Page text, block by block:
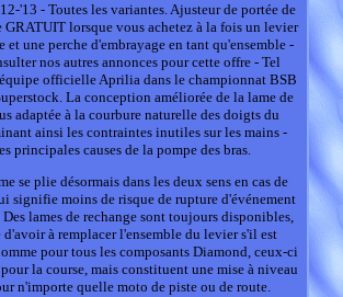
'13 - Toutes les variantes. Ajusteur de portée de
GRATUIT lorsque vous achetez à la fois un levier
et une perche d'embrayage en tant qu'ensemble -
nos autres annonces pour cette offre - Tel
officielle Aprilia dans le championnat BSB
La conception améliorée de la lame de
adaptée à la courbure naturelle des doigts du
ainsi les contraintes inutiles sur les mains -
principales causes de la pompe des bras.
se plie désormais dans les deux sens en cas de
signifie moins de risque de rupture d'événement
lames de rechange sont toujours disponibles,
à remplacer l'ensemble du levier s'il est
pour tous les composants Diamond, ceux-ci
la course, mais constituent une mise à niveau
n'importe quelle moto de piste ou de route.